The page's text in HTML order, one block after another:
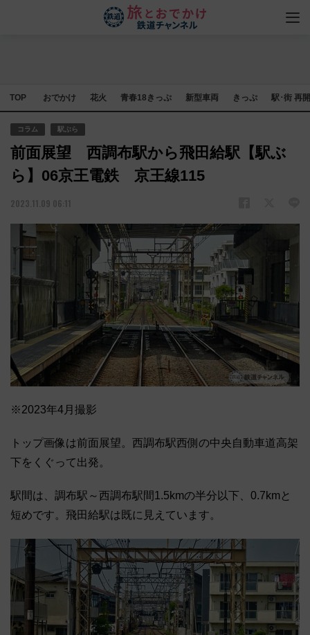
TOP おでかけ 花火 青春18きっぷ 新型車両 きっぷ 駅･街 再
コラム 駅ぶら
前面展望 西調布駅から飛田給駅【駅ぶ
ら】06京王電鉄 京王線115
2023.11.09 06:11
※2023年4月撮影
トップ画像は前面展望。西調布駅西側の中央自動車道高架
下をくぐって出発。
駅間は、調布駅～西調布駅間1.5kmの半分以下、0.7kmと
短めです。飛田給駅は既に見えています。